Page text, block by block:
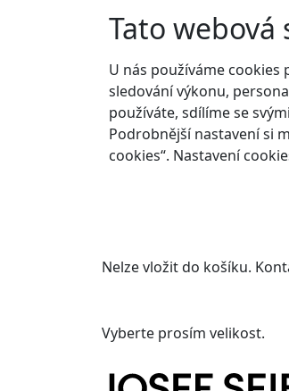
Tato webová
U nás používáme
sledování výkonu,
používáte, sdílíme se
Podrobnější nastavení si
cookies“. Nastavení
Nelze vložit do košíku.
Vyberte prosím velikost.